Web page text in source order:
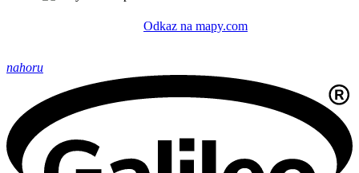
Odkaz na mapy.com
nahoru